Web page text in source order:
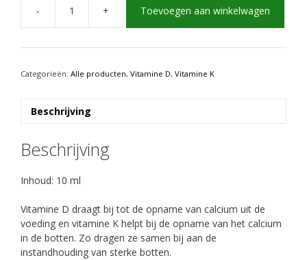
-
Vitamine
D3
&
druppels
+ Toevoegen aan winkelwagen
Categorieën: Alle producten, Vitamine D, Vitamine K
Beschrijving
Beschrijving
Inhoud: 10 ml
Vitamine D draagt bij tot de opname van calcium uit de
voeding en vitamine K helpt bij de opname van het calcium
in de botten. Zo dragen ze samen bij aan de
instandhouding van sterke botten.